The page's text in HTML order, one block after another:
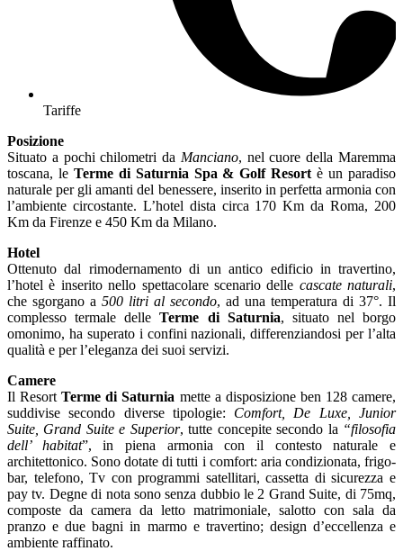
Tariffe
Posizione
Situato a pochi chilometri da Manciano, nel cuore della Maremma
toscana, le Terme di Saturnia Spa & Golf Resort è un paradiso
naturale per gli amanti del benessere, inserito in perfetta armonia con
l’ambiente circostante. L’hotel dista circa 170 Km da Roma, 200
Km da Firenze e 450 Km da Milano.
Hotel
Ottenuto dal rimodernamento di un antico edificio in travertino,
l’hotel è inserito nello spettacolare scenario delle cascate naturali,
che sgorgano a 500 litri al secondo, ad una temperatura di 37°. Il
complesso termale delle Terme di Saturnia, situato nel borgo
omonimo, ha superato i confini nazionali, differenziandosi per l’alta
qualità e per l’eleganza dei suoi servizi.
Camere
Il ResortTerme di Saturnia mette a disposizione ben 128 camere,
suddivise secondo diverse tipologie: Comfort, De Luxe, Junior
Suite, Grand Suite e Superior, tutte concepite secondo la “filosofia
dell’ habitat”, in piena armonia con il contesto naturale e
architettonico. Sono dotate di tutti i comfort: aria condizionata, frigo-
bar, telefono, Tv con programmi satellitari, cassetta di sicurezza e
pay tv. Degne di nota sono senza dubbio le 2 Grand Suite, di 75mq,
composte da camera da letto matrimoniale, salotto con sala da
pranzo e due bagni in marmo e travertino; design d’eccellenza e
ambiente raffinato.